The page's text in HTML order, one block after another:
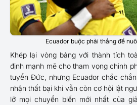
Ecuador buộc phải thắng để
Khép lại vòng bảng với thành tích
định mạnh mẽ cho tham vọng chinh
tuyển Đức, nhưng Ecuador chắc
nhận thất bại khi vẫn còn cơ hội lật
lỡ mọi chuyển biến mới nhất của